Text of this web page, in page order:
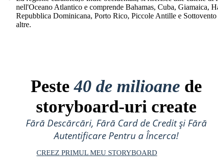
nell'Oceano Atlantico e comprende Bahamas, Cuba, Giamaica,
Repubblica Dominicana, Porto Rico, Piccole Antille e Sottovento
altre.
Peste40 de milioane de
storyboard-uri create
Fără Descărcări, Fără Card de Credit și Fără
Autentificare Pentru a Încerca!
CREEZ PRIMUL MEU STORYBOARD